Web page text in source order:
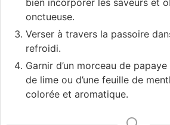
bien incorporer les saveurs et
onctueuse.
Verser à travers la passoire
refroidi.
Garnir d’un morceau de
de lime ou d’une feuille de
colorée et aromatique.